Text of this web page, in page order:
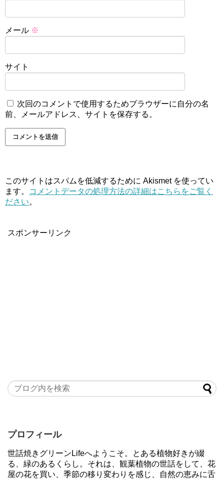
メール ※
サイト
次回のコメントで使用するためブラウザーに自分の名
前、メールアドレス、サイトを保存する。
このサイトはスパムを低減するために Akismet を使ってい
ます。
コメントデータの処理方法の詳細はこちらをご覧く
ださい。
スポンサーリンク
プロフィール
世話焼きグリーンLifeへようこそ。とある植物好きが綴
る、緑のあるくらし。それは、観葉植物の世話をして、花
屋の花を買い、季節の移り変わりを感じ、自然の恵みに舌